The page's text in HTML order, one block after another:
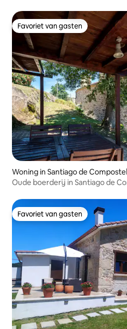
Favoriet van gasten
Favoriet van gasten
Woning in Santiago de
Oude boerderij in Santiago de
Favoriet van gasten
Favoriet van gasten